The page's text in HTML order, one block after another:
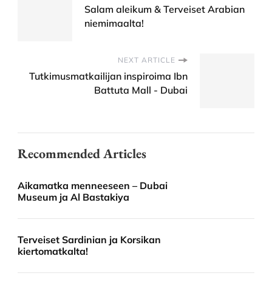
Salam aleikum & Terveiset Arabian
niemimaalta!
NEXT ARTICLE
Tutkimusmatkailijan inspiroima Ibn
Battuta Mall - Dubai
Recommended Articles
Aikamatka menneeseen – Dubai
Museum ja Al Bastakiya
Terveiset Sardinian ja Korsikan
kiertomatkalta!